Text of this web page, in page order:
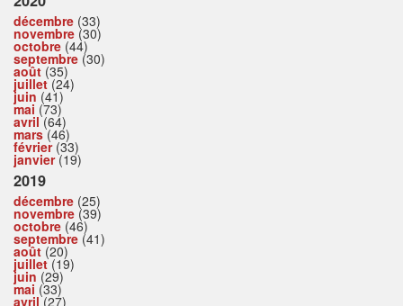
décembre (33)
novembre (30)
octobre (44)
septembre (30)
août (35)
juillet(24)
juin (41)
mai (73)
avril(64)
mars(46)
février(33)
janvier(19)
2019
décembre (25)
novembre (39)
octobre (46)
septembre (41)
août (20)
juillet(19)
juin (29)
mai (33)
avril(27)